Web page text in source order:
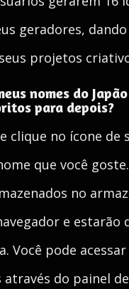
geradores,
projetos
nomes do
para depois?
clique no ícone de
que você
no
e estarão
Você pode
através do painel